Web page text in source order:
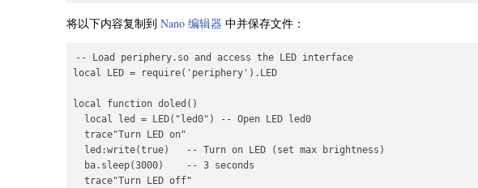
将以下内容复制到 Nano 编辑器 中并保存文件：
-- Load periphery.so and access the LED interface
local LED = require('periphery').LED
local function doled()
  local led = LED("led0") -- Open LED led0
  trace"Turn LED on"
  led:write(true)   -- Turn on LED (set max brightness)
  ba.sleep(3000)    -- 3 seconds
  trace"Turn LED off"